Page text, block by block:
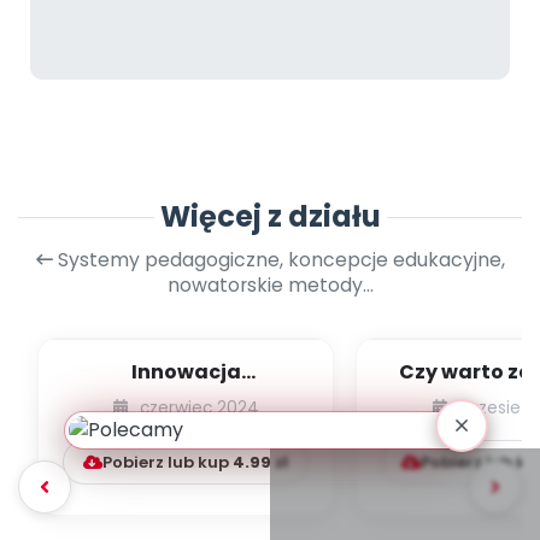
Więcej z działu
Systemy pedagogiczne, koncepcje edukacyjne,
nowatorskie metody...
Innowacja
pedagogiczna krok po
kroku na podstawie
proje...
czerwiec 2024
Pobierz lub kup4.99 zł
Czy warto
dzieci
wrzesień
Pobierz lub